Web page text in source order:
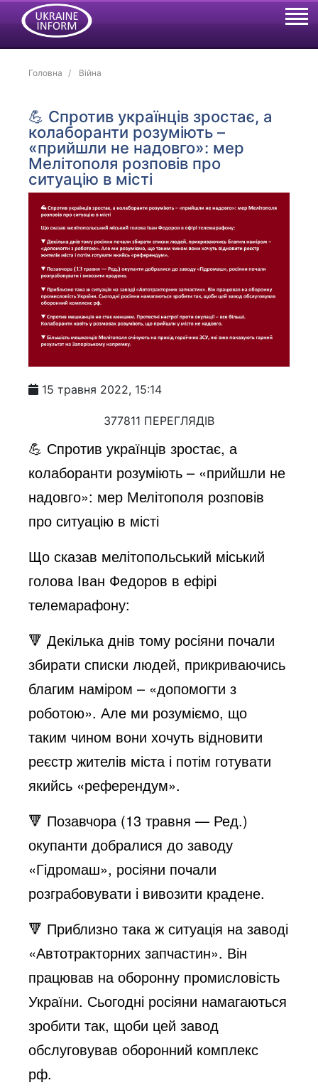
Головна Війна
💪 Спротив українців зростає, а
колаборанти розуміють –
«прийшли не надовго»: мер
Мелітополя розповів про
ситуацію в місті
15 травня 2022, 15:14
377811 ПЕРЕГЛЯДІВ
💪 Спротив українців зростає, а
колаборанти розуміють – «прийшли не
надовго»: мер Мелітополя розповів
про ситуацію в місті
Що сказав мелітопольський міський
голова Іван Федоров в ефірі
телемарафону:
🔻 Декілька днів тому росіяни почали
збирати списки людей, прикриваючись
благим наміром – «допомогти з
роботою». Але ми розуміємо, що
таким чином вони хочуть відновити
реєстр жителів міста і потім готувати
якийсь «референдум».
🔻 Позавчора (13 травня — Ред.)
окупанти добралися до заводу
«Гідромаш», росіяни почали
розграбовувати і вивозити крадене.
🔻 Приблизно така ж ситуація на заводі
«Автотракторних запчастин». Він
працював на оборонну промисловість
України. Сьогодні росіяни намагаються
зробити так, щоби цей завод
обслуговував оборонний комплекс
рф.